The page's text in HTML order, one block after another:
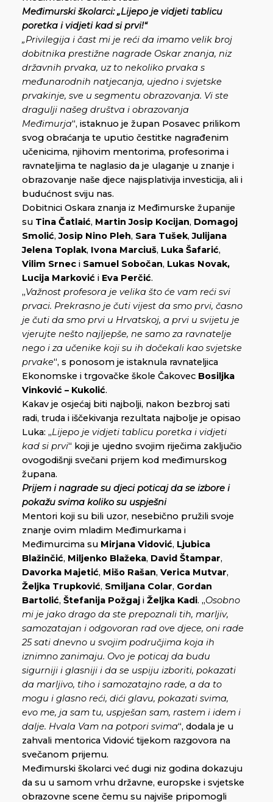
Međimurski školarci: „Lijepo je vidjeti tablicu
poretka i vidjeti kad si prvi!“
„Privilegija i čast mi je reći da imamo velik broj
dobitnika prestižne nagrade Oskar znanja, niz
državnih prvaka, uz to nekoliko prvaka s
međunarodnih natjecanja, ujedno i svjetske
prvakinje, sve u segmentu obrazovanja. Vi ste
dragulji našeg društva i obrazovanja
Međimurja“, istaknuo je župan Posavec prilikom
svog obraćanja te uputio čestitke nagrađenim
učenicima, njihovim mentorima, profesorima i
ravnateljima te naglasio da je ulaganje u znanje i
obrazovanje naše djece najisplativija investicija, ali i
budućnost sviju nas.
Dobitnici Oskara znanja iz Međimurske županije
su Tina Čatlaić, Martin Josip Kocijan, Domagoj
Smolić,Josip Nino Pleh, Sara Tušek,Julijana
Jelena Toplak, Ivona Marciuš, Luka Šafarić,
Vilim Srnec i Samuel Sobočan, Lukas Novak,
Lucija Marković i Eva Perčić.
„Važnost profesora je velika što će vam reći svi
prvaci. Prekrasno je čuti vijest da smo prvi, časno
je čuti da smo prvi u Hrvatskoj, a prvi u svijetu je
vjerujte nešto najljepše, ne samo za ravnatelje
nego i za učenike koji su ih dočekali kao svjetske
prvake“, s ponosom je istaknula ravnateljica
Ekonomske i trgovačke škole Čakovec Bosiljka
Vinković – Kukolić.
Kakav je osjećaj biti najbolji, nakon bezbroj sati
radi, truda i iščekivanja rezultata najbolje je opisao
Luka: „Lijepo je vidjeti tablicu poretka i vidjeti
kad si prvi“ koji je ujedno svojim riječima zaključio
ovogodišnji svečani prijem kod međimurskog
župana.
Prijem i nagrade su djeci poticaj da se izbore i
pokažu svima koliko su uspješni
Mentori koji su bili uzor, nesebično pružili svoje
znanje ovim mladim Međimurkama i
Međimurcima su Mirjana Vidović, Ljubica
Blažinčić, Miljenko Blažeka, David Štampar,
Davorka Majetić, Mišo Rašan, Verica Mutvar,
Željka Trupković, Smiljana Colar, Gordan
Bartolić, Štefanija Požgaj i Željka Kadi. „Osobno
mi je jako drago da ste prepoznali tih, marljiv,
samozatajan i odgovoran rad ove djece, oni rade
25 sati dnevno u svojim područjima koja ih
iznimno zanimaju. Ovo je poticaj da budu
sigurniji i glasniji i da se uspiju izboriti, pokazati
da marljivo, tiho i samozatajno rade, a da to
mogu i glasno reći, dići glavu, pokazati svima,
evo me, ja sam tu, uspješan sam, rastem i idem i
dalje. Hvala Vam na potpori svima“, dodala je u
zahvali mentorica Vidović tijekom razgovora na
svečanom prijemu.
Međimurski školarci već dugi niz godina dokazuju
da su u samom vrhu državne, europske i svjetske
obrazovne scene čemu su najviše pripomogli